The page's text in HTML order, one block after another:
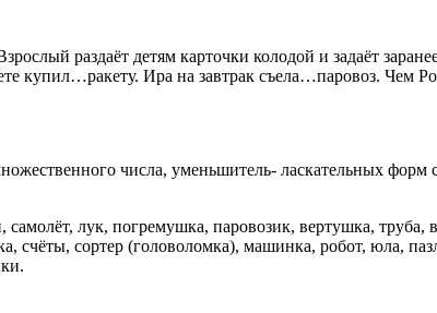
раздаёт детям карточки колодой и задаёт
купил…ракету. Ира на завтрак съела…паровоз.
числа, уменьшитель- ласкательных
самолёт, лук, погремушка, паровозик, вертушка,
счёты, сортер (головоломка), машинка, робот, юла,